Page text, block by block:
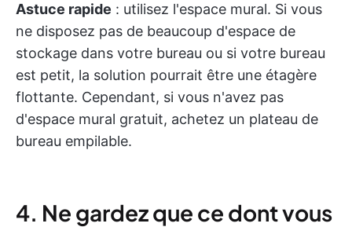
Astuce rapide : utilisez l'espace mural. Si vous
ne disposez pas de beaucoup d'espace de
stockage dans votre bureau ou si votre bureau
est petit, la solution pourrait être une étagère
flottante. Cependant, si vous n'avez pas
d'espace mural gratuit, achetez un plateau de
bureau empilable.
4. Ne gardez que ce dont vous